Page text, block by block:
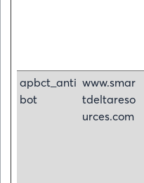
apbct_anti
bot
www.smar
tdeltareso
urces.com